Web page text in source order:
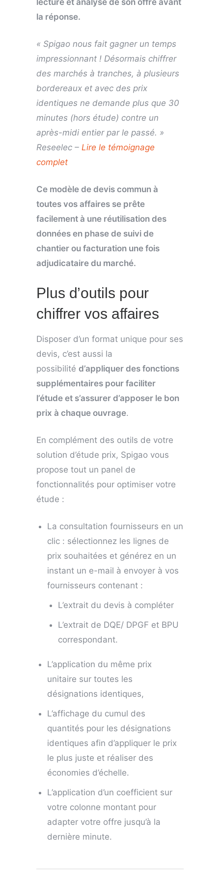
lecture et analyse de son offre avant
la réponse.
« Spigao nous fait gagner un temps
impressionnant ! Désormais chiffrer
des marchés à tranches, à plusieurs
bordereaux et avec des prix
identiques ne demande plus que 30
minutes (hors étude) contre un
après-midi entier par le passé. »
Reseelec – Lire le témoignage
complet
Ce modèle de devis commun à
toutes vos affaires se prête
facilement à une réutilisation des
données en phase de suivi de
chantier ou facturation une fois
adjudicataire du marché.
Plus d’outils pour
chiffrer vos affaires
Disposer d’un format unique pour ses
devis, c’est aussi la
possibilité d’appliquer des fonctions
supplémentaires pour faciliter
l’étude et s’assurer d’apposer le bon
prix à chaque ouvrage.
En complément des outils de votre
solution d’étude prix, Spigao vous
propose tout un panel de
fonctionnalités pour optimiser votre
étude :
La consultation fournisseurs en un
clic : sélectionnez les lignes de
prix souhaitées et générez en un
instant un e-mail à envoyer à vos
fournisseurs contenant :
L’extrait du devis à compléter
L’extrait de DQE/ DPGF et BPU
correspondant.
L’application du même prix
unitaire sur toutes les
désignations identiques,
L’affichage du cumul des
quantités pour les désignations
identiques afin d’appliquer le prix
le plus juste et réaliser des
économies d’échelle.
L’application d’un coefficient sur
votre colonne montant pour
adapter votre offre jusqu’à la
dernière minute.